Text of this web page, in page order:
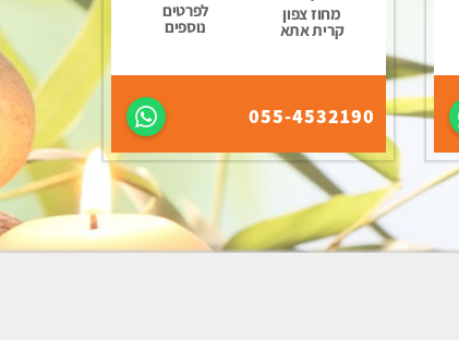
מחוז צפון
קרית אתא
לפרטים
נוספים
055-4532190